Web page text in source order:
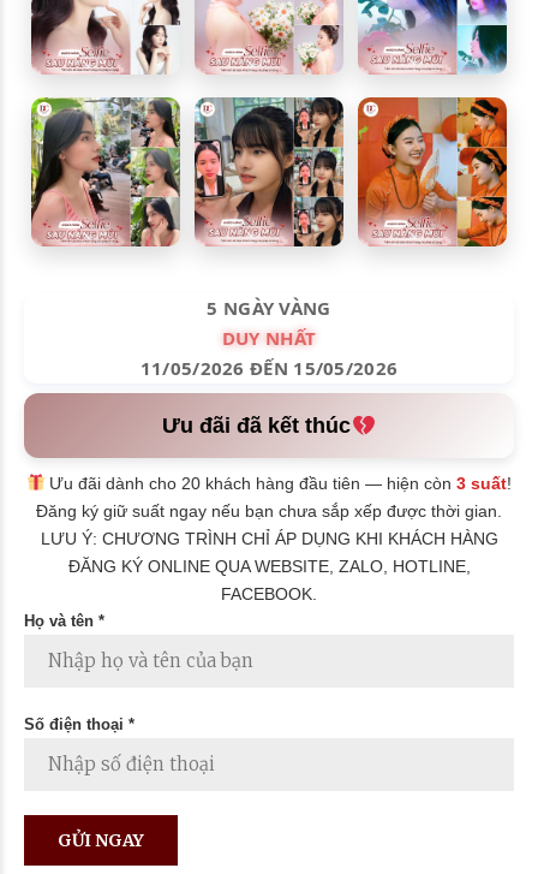
5 NGÀY VÀNG
DUY NHẤT
11/05/2026 ĐẾN 15/05/2026
Ưu đãi đã kết thúc
Ưu đãi dành cho 20 khách hàng đầu tiên — hiện còn3 suất!
Đăng ký giữ suất ngay nếu bạn chưa sắp xếp được thời gian.
LƯU Ý: CHƯƠNG TRÌNH CHỈ ÁP DỤNG KHI KHÁCH HÀNG
ĐĂNG KÝ ONLINE QUA WEBSITE, ZALO, HOTLINE,
FACEBOOK.
Họ và tên *
Số điện thoại *